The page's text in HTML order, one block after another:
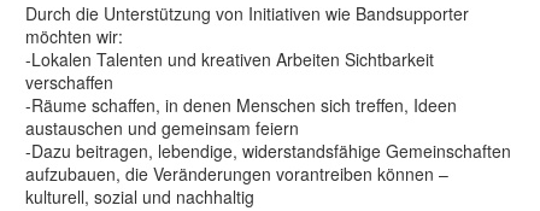
Durch die Unterstützung von Initiativen wie Bandsupporter
möchten wir:
-Lokalen Talenten und kreativen Arbeiten Sichtbarkeit
verschaffen
-Räume schaffen, in denen Menschen sich treffen, Ideen
austauschen und gemeinsam feiern
-Dazu beitragen, lebendige, widerstandsfähige Gemeinschaften
aufzubauen, die Veränderungen vorantreiben können –
kulturell, sozial und nachhaltig